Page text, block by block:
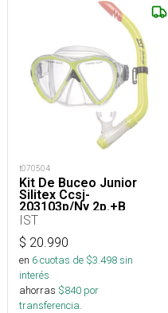
t070504
Kit De Buceo Junior
Silitex Ccsj-
203103p/Ny 2p.+B
IST
$ 20.990
en 6cuotas de $3.498sin
interés
ahorras $840 por
transferencia.